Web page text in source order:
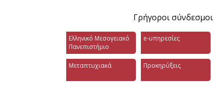
Γρήγοροι σύνδεσμοι
Ελληνικό Μεσογειακό
Πανεπιστήμιο
e-υπηρεσίες
Μεταπτυχιακά Προκηρύξεις